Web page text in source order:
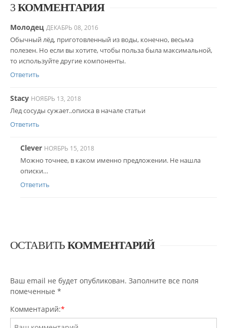
3 КОММЕНТАРИЯ
Молодец ДЕКАБРЬ 08, 2016
Обычный лёд, приготовленный из воды, конечно, весьма
полезен. Но если вы хотите, чтобы польза была максимальной,
то используйте другие компоненты.
Ответить
Stacy НОЯБРЬ 13, 2018
Лед сосуды сужает..описка в начале статьи
Ответить
Clever НОЯБРЬ 15, 2018
Можно точнее, в каком именно предложении. Не нашла
описки…
Ответить
ОСТАВИТЬ КОММЕНТАРИЙ
Ваш email не будет опубликован. Заполните все поля
помеченные *
Комментарий:*